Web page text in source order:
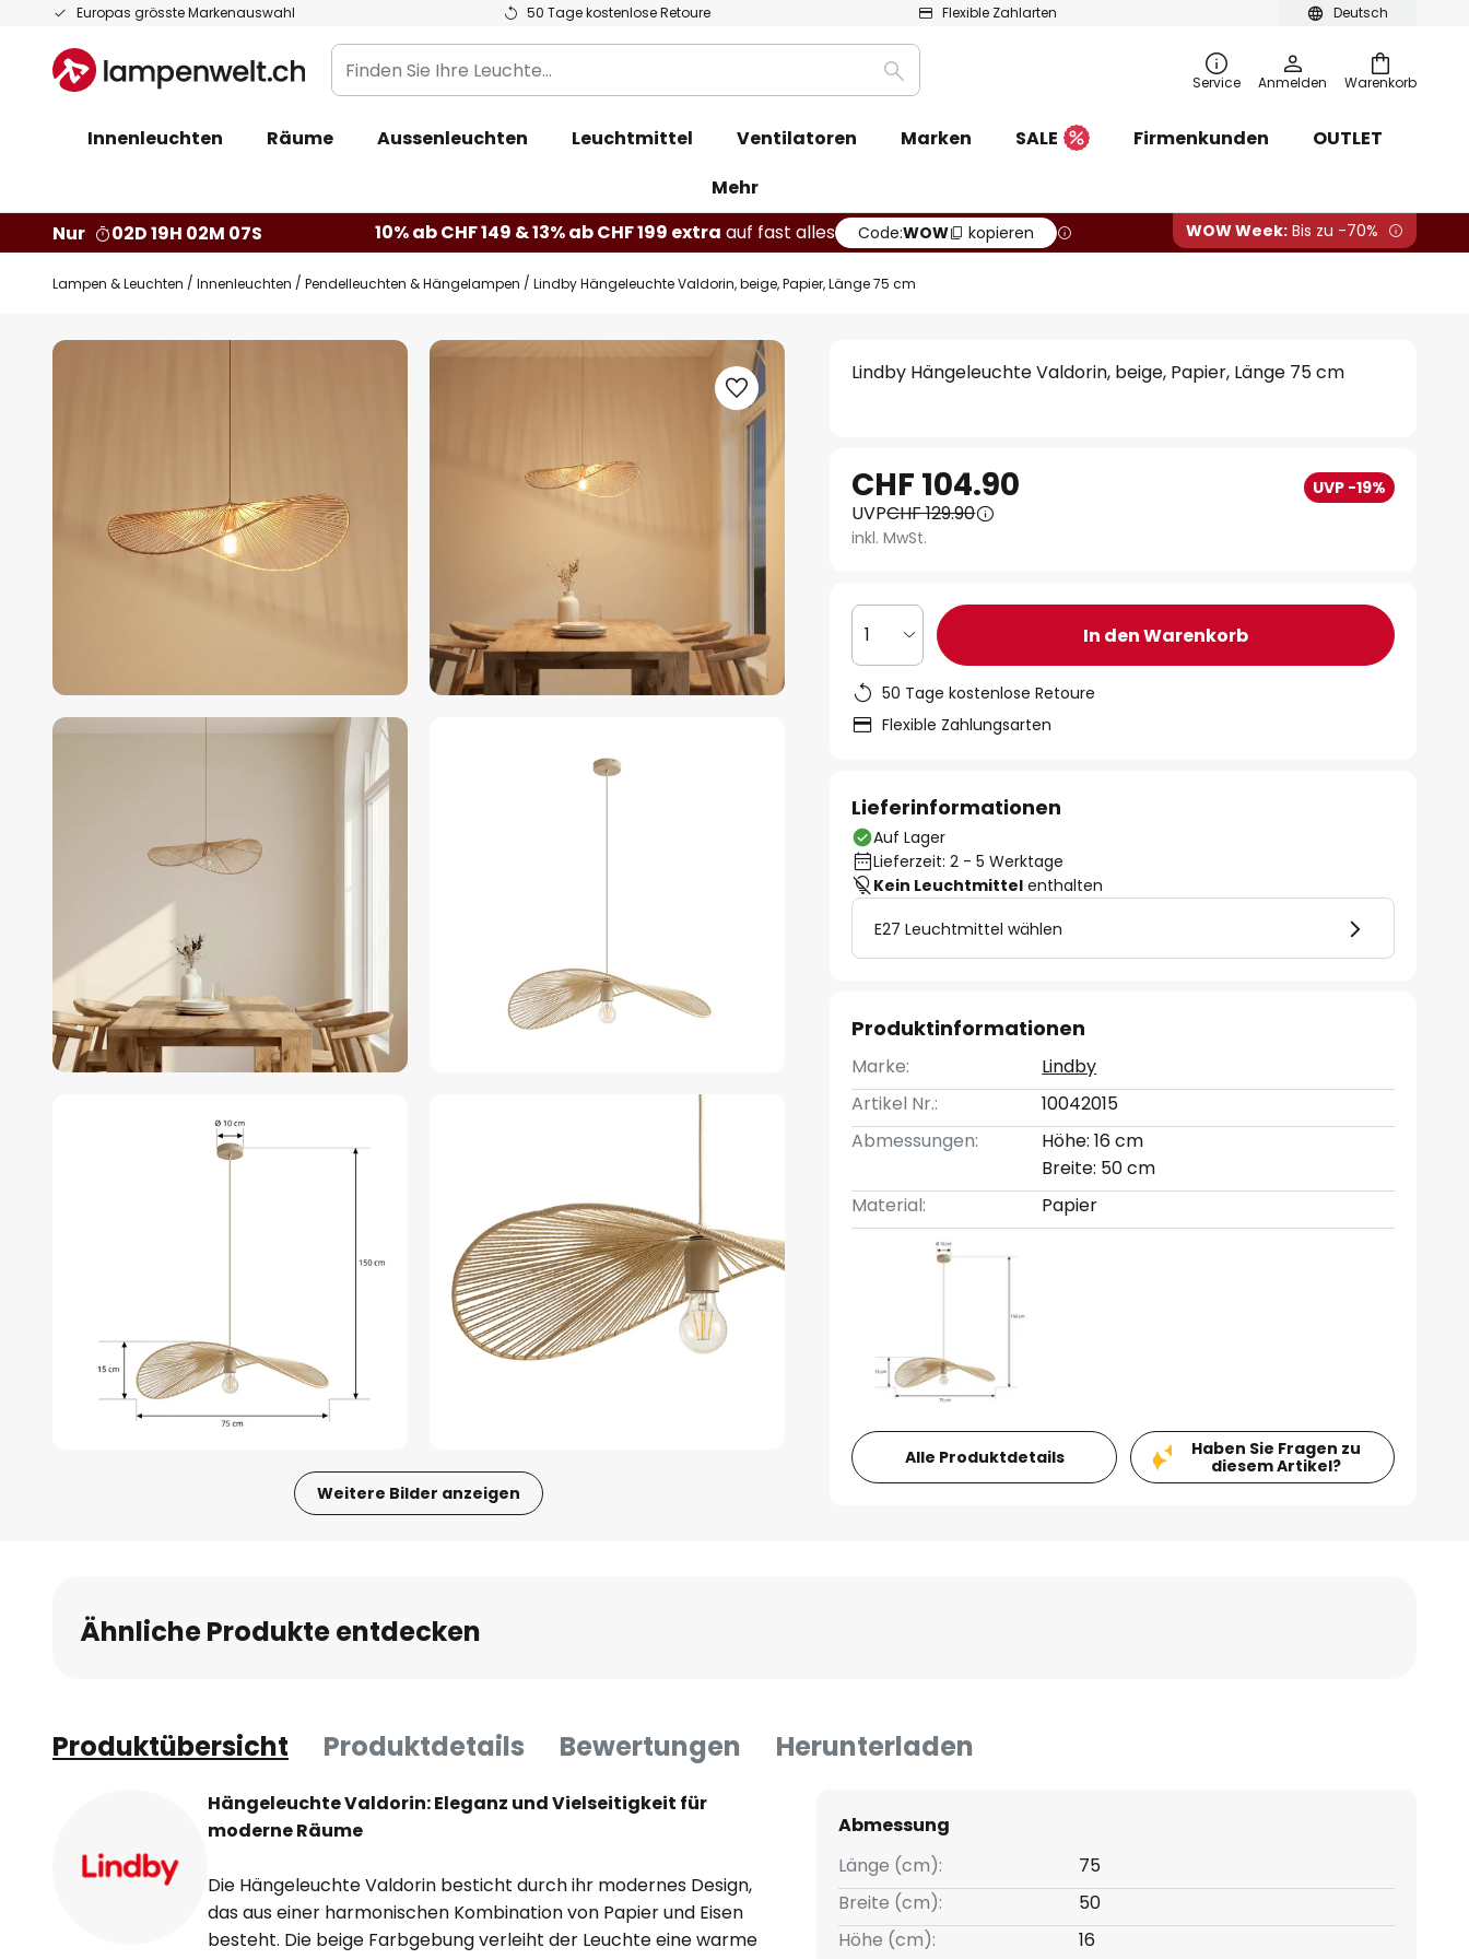
Deutsch
Europas grösste Markenauswahl 50 Tage kostenlose Retoure Flexible Zahlarten
Zum
springen
Warenkorb
Finden
Sie
Leuchte...
Suche Service Anmelden
Innenleuchten Räume Aussenleuchten Leuchtmittel Ventilatoren Marken SALE Firmenkunden
OUTLET
Mehr
Nur
02D 19H 02M 06S 10% ab CHF 149 & 13% ab CHF 199 extra auf fast alles Code:WOW kopieren WOW Week: Bis zu -70%
Lampen & Leuchten Innenleuchten Pendelleuchten & Hängelampen Lindby Hängeleuchte Valdorin, beige, Papier, Länge 75 cm
Zum
Weitere Bilder anzeigen
Bildgalerie
springen
Lindby Hängeleuchte Valdorin, beige, Papier, Länge 75 cm
CHF 104.90 UVP -19%
UVPCHF 129.90
inkl. MwSt.
1 In den Warenkorb
50 Tage kostenlose Retoure
Flexible Zahlungsarten
Lieferinformationen
Auf Lager
Lieferzeit: 2 - 5 Werktage
Kein Leuchtmittel enthalten
E27 Leuchtmittel wählen
Produktinformationen
Marke:
Lindby
Artikel Nr.:
10042015
Abmessungen:
Höhe: 16 cm
Breite: 50 cm
Material:
Papier
Alle Produktdetails
Haben Sie Fragen zu
diesem Artikel?
Ähnliche Produkte entdecken
Produktübersicht Produktdetails Bewertungen Herunterladen
Hängeleuchte Valdorin: Eleganz und Vielseitigkeit für
moderne Räume
Die Hängeleuchte Valdorin besticht durch ihr modernes Design,
das aus einer harmonischen Kombination von Papier und Eisen
besteht. Die beige Farbgebung verleiht der Leuchte eine warme
Abmessung
Länge (cm):
75
Breite (cm):
50
Höhe (cm):
16